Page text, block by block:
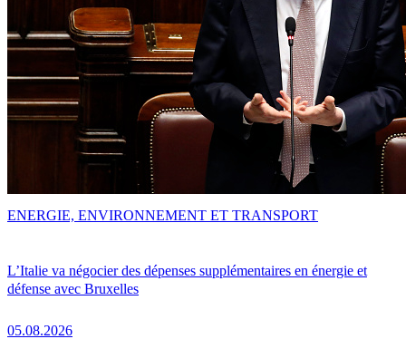
L’Italie va négocier des dépenses supplémentaires en énergie et
défense avec Bruxelles
05.08.2026
ENERGIE, ENVIRONNEMENT ET TRANSPORT